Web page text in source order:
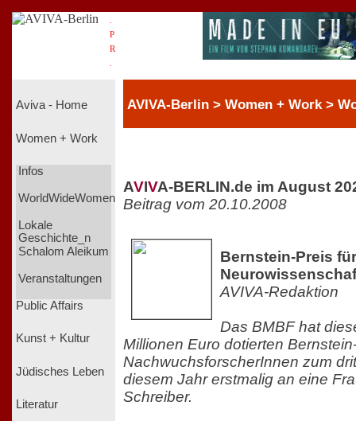
P
R
Aviva - Home
Women + Work
Infos
WorldWideWomen
Lokale
Geschichte_n
Schalom Aleikum
Veranstaltungen
Public Affairs
Kunst + Kultur
Jüdisches Leben
Literatur
AVIVA-Berlin > Women + Work >
AVIVA-BERLIN.de im August
Beitrag vom 20.10.2008
Bernstein-Preis
AVIVA-Redaktion
Das BMBF hat
Millionen Euro dotierten
NachwuchsforscherInnen zum
diesem Jahr erstmalig an eine
Schreiber.